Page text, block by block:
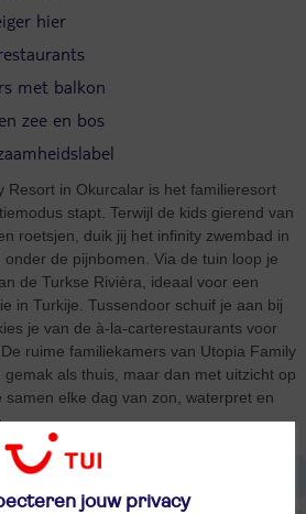
hier
met balkon
zee en bos
Resort in Okurcalar is het familieresort
stapt. Terwijl de kids gierend van
roetsjen, duik jij het infinity zwembad in
de pijnbomen. Via de tuin loop je
de Turkse Rivièra, ideaal voor een
in Turkije. Tussendoor schuif je aan bij
je van de à-la-carterestaurants voor
ruime familiekamers van Utopia Family
als thuis, maar dan met uitzicht op
elke dag van zon, waterpret en
jouw privacy